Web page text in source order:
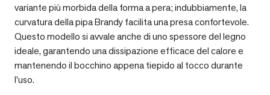
variante più morbida della forma a pera; indubbiamente, la
curvatura della pipa Brandy facilita una presa confortevole.
Questo modello si avvale anche di uno spessore del legno
ideale, garantendo una dissipazione efficace del calore e
mantenendo il bocchino appena tiepido al tocco durante
l’uso.